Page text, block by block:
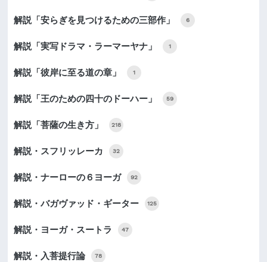
解説「安らぎを見つけるための三部作」 6
解説「実写ドラマ・ラーマーヤナ」 1
解説「彼岸に至る道の章」 1
解説「王のための四十のドーハー」 59
解説「菩薩の生き方」 218
解説・スフリッレーカ 32
解説・ナーローの６ヨーガ 92
解説・バガヴァッド・ギーター 125
解説・ヨーガ・スートラ 47
解説・入菩提行論 78